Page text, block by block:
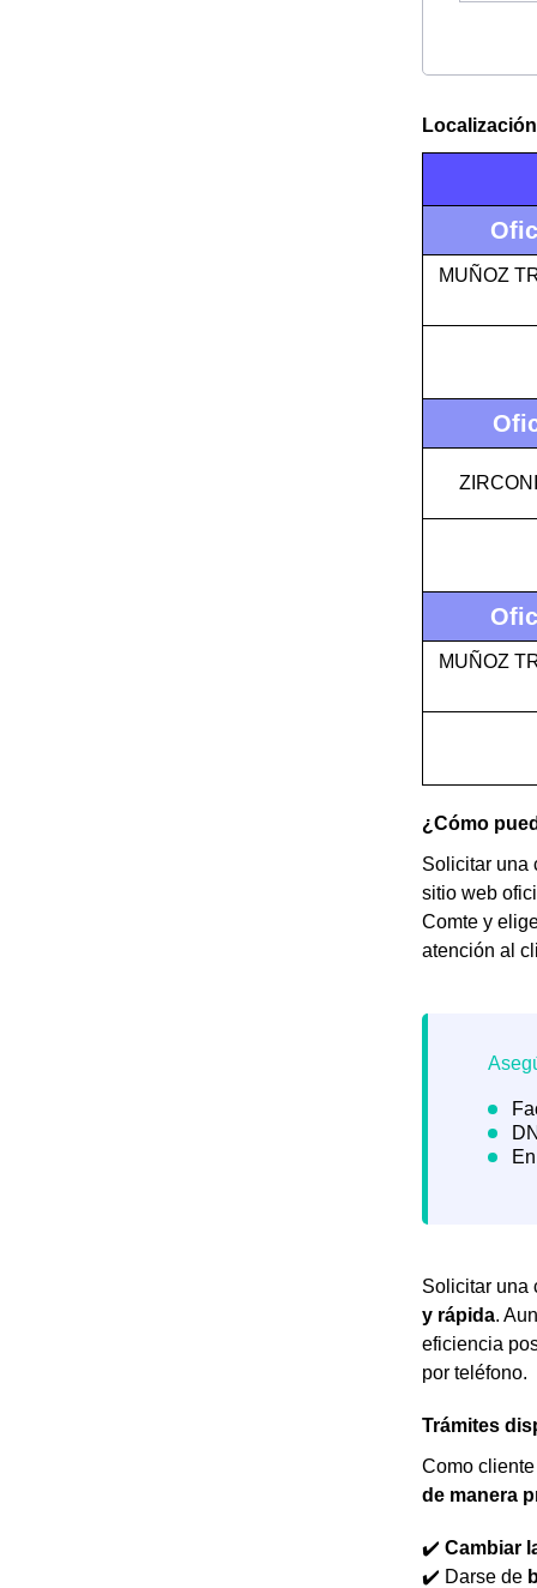
MUÑOZ
MUÑOZ
¿Cómo
Solicitar una
sitio web
Comte y
atención al
Solicitar una
y rápida.
eficiencia
por teléfono.
Trámites
Como
de manera
✔️ Cambiar
✔️ Darse de